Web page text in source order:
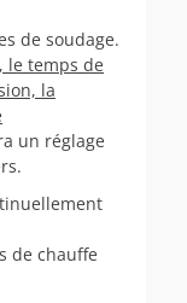
de soudage.
le temps de
la
un réglage
de chauffe